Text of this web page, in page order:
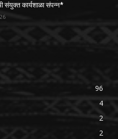
संयुक्त कार्यशाळा संपन्न*
96
4
2
2